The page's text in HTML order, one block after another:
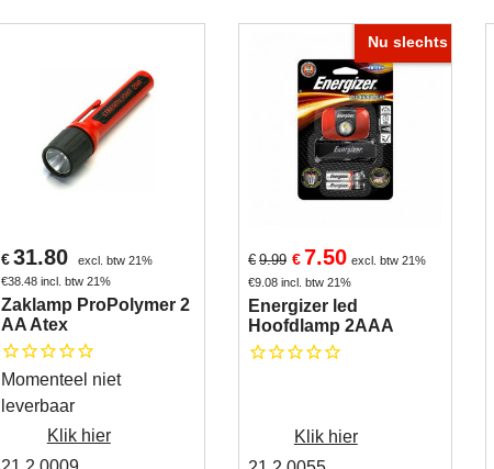
€31.80
excl. btw 21%
€38.48 incl. btw 21%
Zaklamp ProPolymer 2
AA Atex
Momenteel niet
leverbaar
Klik hier
Nu slechts
€ 9.99 €7.50 excl. btw 21%
€9.08 incl. btw 21%
Energizer led
Hoofdlamp 2AAA
Klik hier